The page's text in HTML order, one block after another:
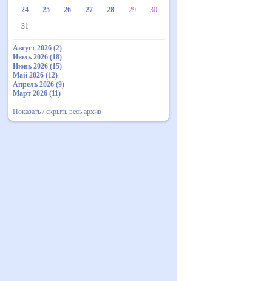
24
25 26 27 28 29
30
31
Август 2026 (2)
Июль 2026 (18)
Июнь 2026 (15)
Май 2026 (12)
Апрель 2026 (9)
Март 2026 (11)
Показать / скрыть весь архив